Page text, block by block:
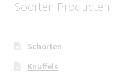
Soorten Producten
Schorten
Knuffels